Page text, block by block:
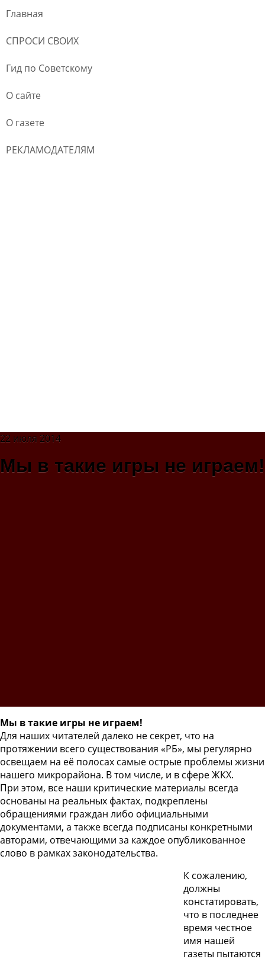
Главная
СПРОСИ СВОИХ
Гид по Советскому
О сайте
О газете
РЕКЛАМОДАТЕЛЯМ
22 июля 2014
Мы в такие игры не играем!
Мы в такие игры не играем!
Для наших читателей далеко не секрет, что на
протяжении всего существования «РБ», мы регулярно
освещаем на её полосах самые острые проблемы жизни
нашего микрорайона. В том числе, и в сфере ЖКХ.
При этом, все наши критические материалы всегда
основаны на реальных фактах, подкреплены
обращениями граждан либо официальными
документами, а также всегда подписаны конкретными
авторами, отвечающими за каждое опубликованное
слово в рамках законодательства.
К сожалению,
должны
констатировать,
что в последнее
время честное
имя нашей
газеты пытаются